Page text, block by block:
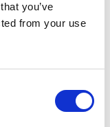
you’ve
from your use
kursschema,